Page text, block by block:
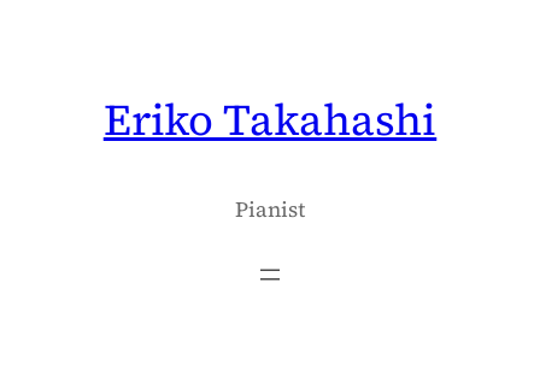
Eriko Takahashi
Pianist